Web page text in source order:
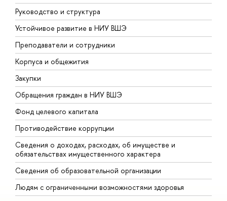
Руководство и структура
Устойчивое развитие в НИУ ВШЭ
Преподаватели и сотрудники
Корпуса и общежития
Закупки
Обращения граждан в НИУ ВШЭ
Фонд целевого капитала
Противодействие коррупции
Сведения о доходах, расходах, об имуществе и
обязательствах имущественного характера
Сведения об образовательной организации
Людям с ограниченными возможностями здоровья